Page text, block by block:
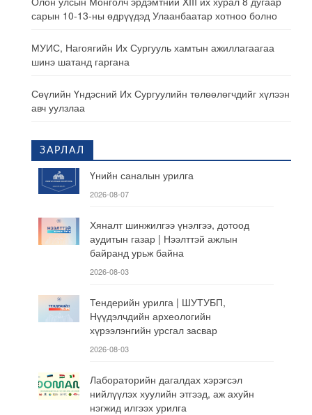
сарын 10-13-ны өдрүүдэд Улаанбаатар хотноо болно
МУИС, Нагоягийн Их Сургууль хамтын ажиллагаагаа
шинэ шатанд гаргана
Сөүлийн Үндэсний Их Сургуулийн төлөөлөгчдийг хүлээн
авч уулзлаа
ЗАРЛАЛ
Үнийн саналын урилга
2026-08-07
Хяналт шинжилгээ үнэлгээ, дотоод
аудитын газар | Нээлттэй ажлын
байранд урьж байна
2026-08-03
Тендерийн урилга | ШУТУБП,
Нүүдэлчдийн археологийн
хүрээлэнгийн урсгал засвар
2026-08-03
Лабораторийн дагалдах хэрэгсэл
нийлүүлэх хуулийн этгээд, аж ахуйн
нэгжид илгээх урилга